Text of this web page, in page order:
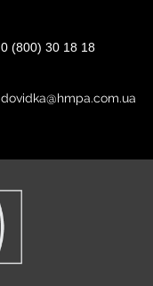
0 (800) 30 18 18
dovidka@hmpa.com.ua